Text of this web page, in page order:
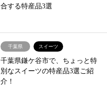
合する特産品3選
千葉県 スイーツ
千葉県鎌ケ谷市で、ちょっと特
別なスイーツの特産品3選ご紹
介！